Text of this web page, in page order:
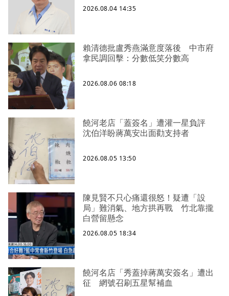
2026.08.04 14:35
賴清德批盧秀燕滿意度落後 中市府
拿民調回擊：分數低笑分數高
2026.08.06 08:18
饒河老店「蓋簽名」遭灌一星負評
沈伯洋盼蔣萬安出面勸支持者
2026.08.05 13:50
陳見賢不只心痛還很怒！疑遭「設
局」難消氣、地方拱再戰 竹北靠攏
白營留懸念
2026.08.05 18:34
饒河名店「秀蓋掉蔣萬安簽名」遭出
征 網號召刷五星幫補血